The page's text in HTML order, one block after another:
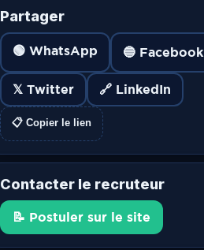
Partager
🟢 WhatsApp 🔵 Facebook
𝕏 Twitter 🔗 LinkedIn
📋 Copier le lien
Contacter le recruteur
📝 Postuler sur le site